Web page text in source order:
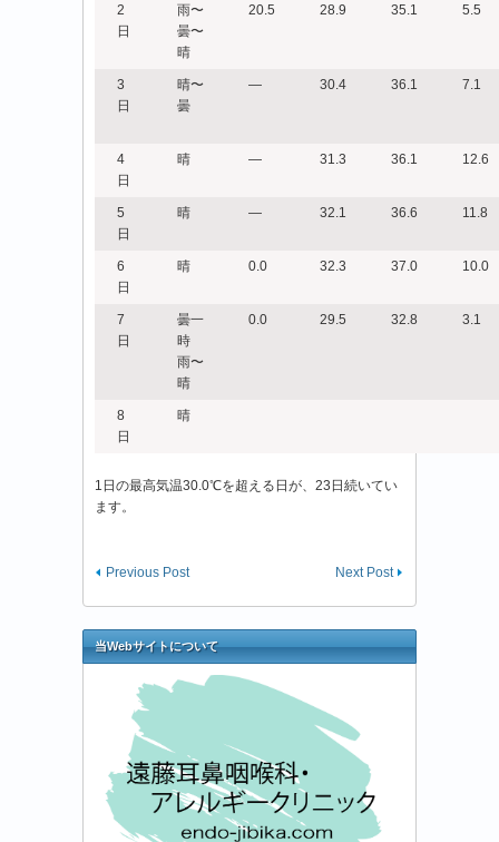
2
日
雨〜
曇〜
晴
20.5 28.9 35.1 5.5
3
日
晴〜
曇
― 30.4 36.1 7.1
4
日
晴 ― 31.3 36.1 12.6
5
日
晴 ― 32.1 36.6 11.8
6
日
晴 0.0 32.3 37.0 10.0
7
日
曇一
時
雨〜
晴
0.0 29.5 32.8 3.1
8
日
晴
1日の最高気温30.0℃を超える日が、23日続いてい
ます。
Next Post
Previous Post
当Webサイトについて